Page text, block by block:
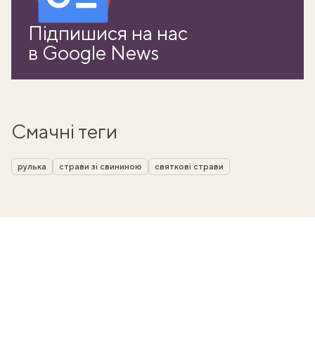
Підпишися на нас
в Google News
Смачні теги
рулька страви зі свининою святкові страви